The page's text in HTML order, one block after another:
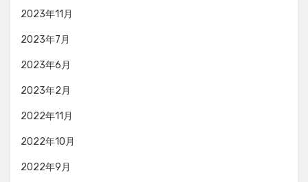
2023年11月
2023年7月
2023年6月
2023年2月
2022年11月
2022年10月
2022年9月